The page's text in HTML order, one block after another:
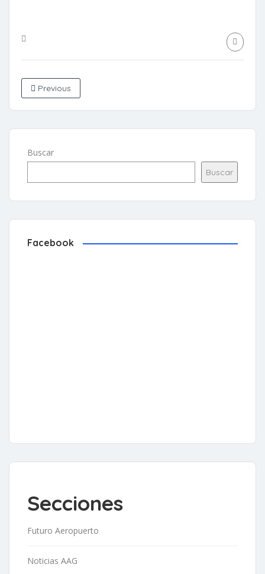
Previous
Buscar
Buscar
Facebook
Secciones
Futuro Aeropuerto
Noticias AAG